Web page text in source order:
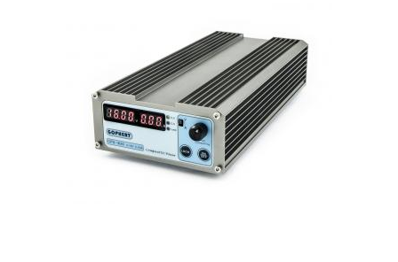
120(B) - 62(H) - 200(T), leicht tragbar, wiegt 700g und das gesamte
Gehäuse ist aus einer gut aussehenden, profilierten Aluminiumlegierung
gefertigt. Aufgrund seiner Größe und Verarbeitung ist es ideal für die
Montage in Racks, in Serviceboxen, an Orten mit begrenztem
Platzangebot und für Anwendungen, bei denen das Netzteil häufig
bewegt werden muss.